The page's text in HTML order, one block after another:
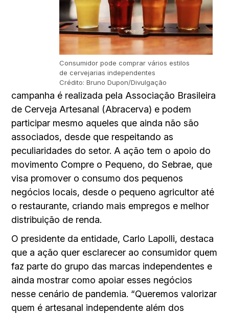
Consumidor pode comprar vários estilos
de cervejarias independentes
Crédito: Bruno Dupon/Divulgação
campanha é realizada pela Associação Brasileira
de Cerveja Artesanal (Abracerva) e podem
participar mesmo aqueles que ainda não são
associados, desde que respeitando as
peculiaridades do setor. A ação tem o apoio do
movimento Compre o Pequeno, do Sebrae, que
visa promover o consumo dos pequenos
negócios locais, desde o pequeno agricultor até
o restaurante, criando mais empregos e melhor
distribuição de renda.
O presidente da entidade, Carlo Lapolli, destaca
que a ação quer esclarecer ao consumidor quem
faz parte do grupo das marcas independentes e
ainda mostrar como apoiar esses negócios
nesse cenário de pandemia. “Queremos valorizar
quem é artesanal independente além dos